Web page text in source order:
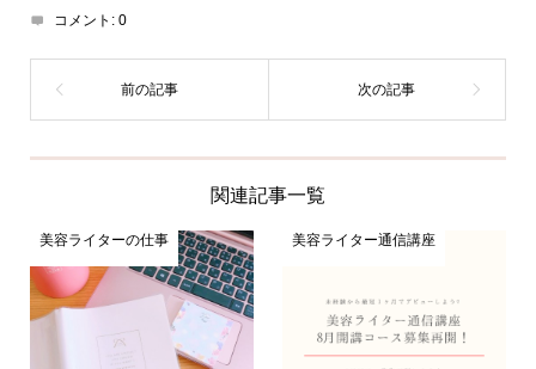
コメント: 0
関連記事一覧
美容ライターの仕事 美容ライター通信講座